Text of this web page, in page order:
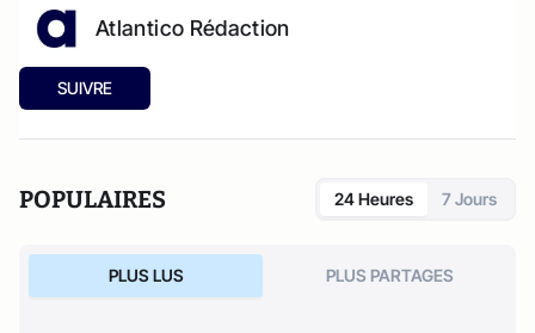
Atlantico Rédaction
SUIVRE
POPULAIRES 24 Heures 7 Jours
PLUS LUS PLUS PARTAGES